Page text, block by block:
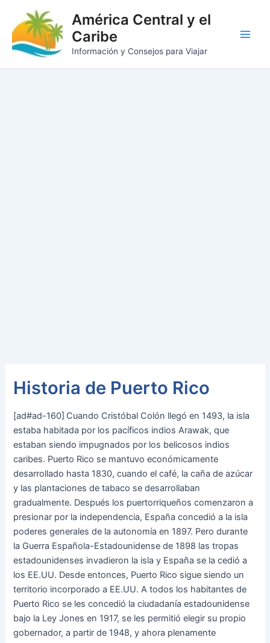
contenido
América Central y el
Caribe
Información y Consejos para Viajar
Historia de Puerto Rico
[ad#ad-160] Cuando Cristóbal Colón llegó en 1493, la isla
estaba habitada por los pacíficos indios Arawak, que
estaban siendo impugnados por los belicosos indios
caribes. Puerto Rico se mantuvo económicamente
desarrollado hasta 1830, cuando el café, la caña de azúcar
y las plantaciones de tabaco se desarrollaban
gradualmente. Después los puertorriqueños comenzaron a
presionar por la independencia, España concedió a la isla
poderes generales de la autonomía en 1897. Pero durante
la Guerra Española-Estadounidense de 1898 las tropas
estadounidenses invadieron la isla y España se la cedió a
los EE.UU. Desde entonces, Puerto Rico sigue siendo un
territorio incorporado a EE.UU. A todos los habitantes de
Puerto Rico se les concedió la ciudadanía estadounidense
bajo la Ley Jones en 1917, se les permitió elegir su propio
gobernador, a partir de 1948, y ahora plenamente